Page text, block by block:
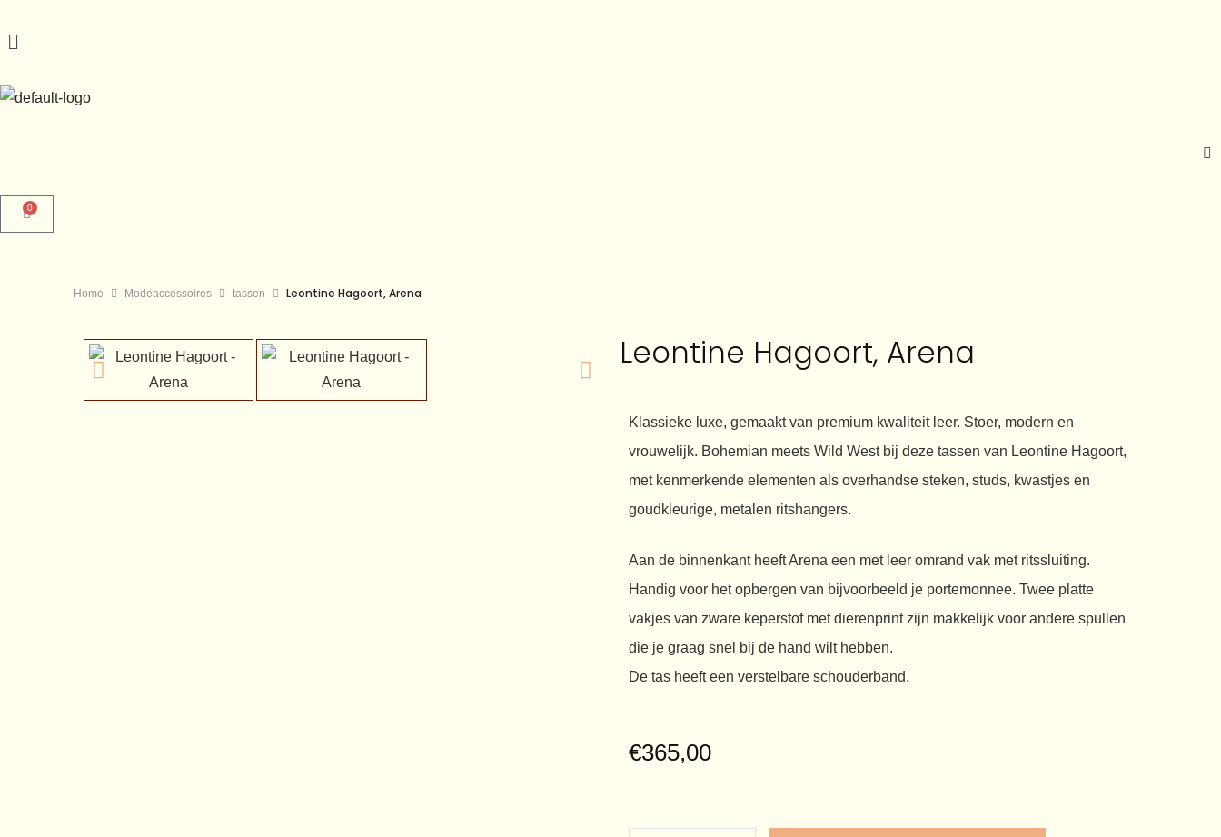
0
Home Modeaccessoires tassen Leontine Hagoort, Arena
Leontine Hagoort, Arena
Klassieke luxe, gemaakt van premium kwaliteit leer. Stoer, modern en
vrouwelijk. Bohemian meets Wild West bij deze tassen van Leontine Hagoort,
met kenmerkende elementen als overhandse steken, studs, kwastjes en
goudkleurige, metalen ritshangers.
Aan de binnenkant heeft Arena een met leer omrand vak met ritssluiting.
Handig voor het opbergen van bijvoorbeeld je portemonnee. Twee platte
vakjes van zware keperstof met dierenprint zijn makkelijk voor andere spullen
die je graag snel bij de hand wilt hebben.
De tas heeft een verstelbare schouderband.
€365,00